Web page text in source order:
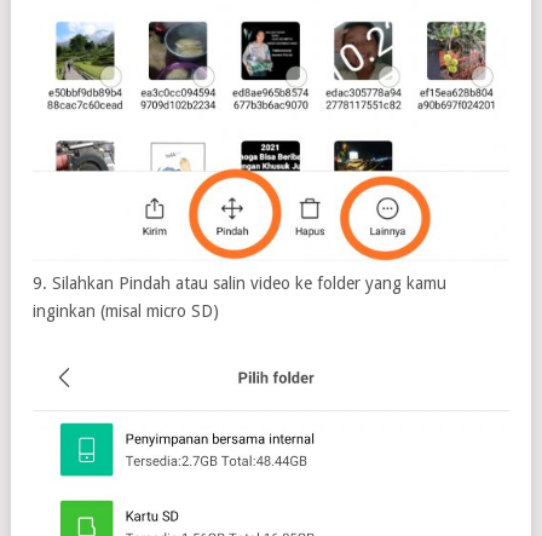
9. Silahkan Pindah atau salin video ke folder yang kamu
inginkan (misal micro SD)